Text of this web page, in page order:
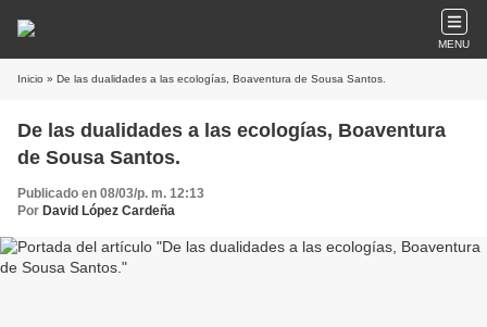
MENU
Inicio » De las dualidades a las ecologías, Boaventura de Sousa Santos.
De las dualidades a las ecologías, Boaventura
de Sousa Santos.
Publicado en 08/03/p. m. 12:13
Por David López Cardeña